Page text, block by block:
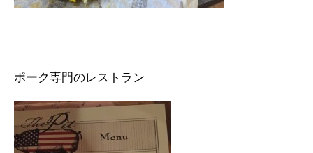
ポーク専門のレストラン